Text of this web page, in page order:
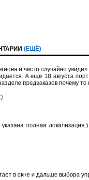
(ЕЩЁ)
и чисто случайно увидел
A eще 18 августа
предзаказов почему то
полная локализация:)
в окне и дальше выбора